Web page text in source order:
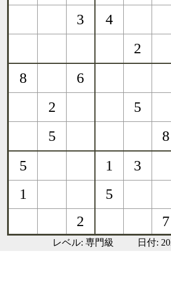
レベル: 専門級 日付: